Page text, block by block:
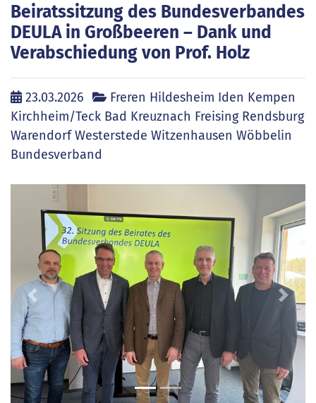
Beiratssitzung des Bundesverbandes
DEULA in Großbeeren – Dank und
Verabschiedung von Prof. Holz
23.03.2026
Freren Hildesheim Iden Kempen
Kirchheim/Teck Bad Kreuznach Freising Rendsburg
Warendorf Westerstede Witzenhausen Wöbbelin
Bundesverband
zurück